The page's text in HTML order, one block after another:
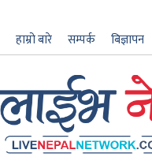
हाम्रो बारे सम्पर्क बिज्ञापन